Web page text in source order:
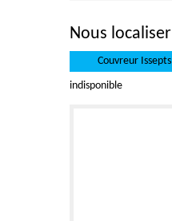
Nous localiser
Couvreur Issepts
indisponible